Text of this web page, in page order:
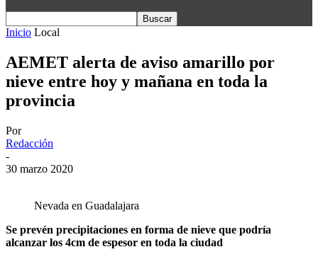
Inicio Local
AEMET alerta de aviso amarillo por
nieve entre hoy y mañana en toda la
provincia
Por
Redacción
-
30 marzo 2020
Nevada en Guadalajara
Se prevén precipitaciones en forma de nieve que podría
alcanzar los 4cm de espesor en toda la ciudad